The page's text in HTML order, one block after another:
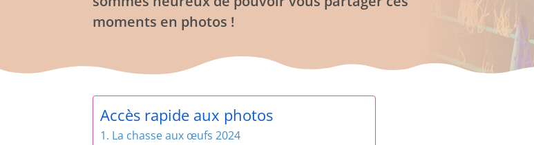
moments en photos !
Accès rapide aux photos
La chasse aux œufs 2024